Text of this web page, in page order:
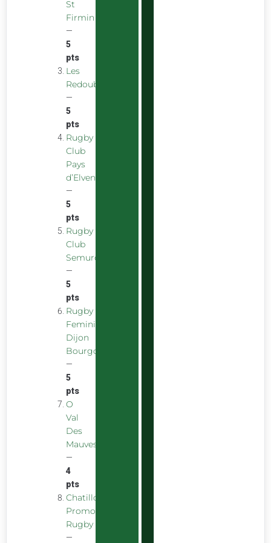
St
Firmin
—
5
pts
Les
Redoubstables
—
5
pts
Rugby
Club
Pays
d’Elven
—
5
pts
Rugby
Club
Semurois
—
5
pts
Rugby
Feminin
Dijon
Bourgogne
—
5
pts
O
Val
Des
Mauves
—
4
pts
Chatillon
Promotion
Rugby
—